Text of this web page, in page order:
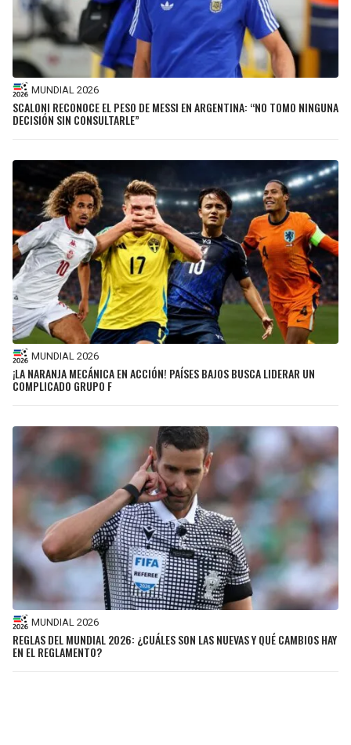
MUNDIAL 2026
SCALONI RECONOCE EL PESO DE MESSI EN ARGENTINA: “NO TOMO NINGUNA
DECISIÓN SIN CONSULTARLE”
MUNDIAL 2026
¡LA NARANJA MECÁNICA EN ACCIÓN! PAÍSES BAJOS BUSCA LIDERAR UN
COMPLICADO GRUPO F
MUNDIAL 2026
REGLAS DEL MUNDIAL 2026: ¿CUÁLES SON LAS NUEVAS Y QUÉ CAMBIOS HAY
EN EL REGLAMENTO?